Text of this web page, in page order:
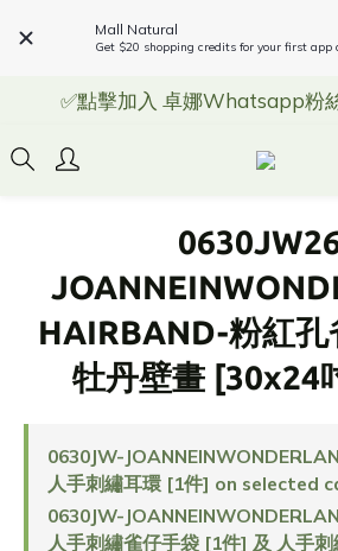
Mall Natural
Get $20 shopping credits for your first app
✅點擊加入 卓娜Whatsapp粉
HAIRBAND-粉紅孔
牡丹壁畫 [30x24
0630JW-
人手刺繡耳環 [1件] on selected
0630JW-
人手刺繡雀仔手袋 [1件] 及 人手